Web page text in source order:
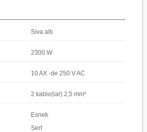
Sıva altı
2300 W
10 AX -de 250 V AC
2 kablo(lar) 2,5 mm²
Esnek
Sert